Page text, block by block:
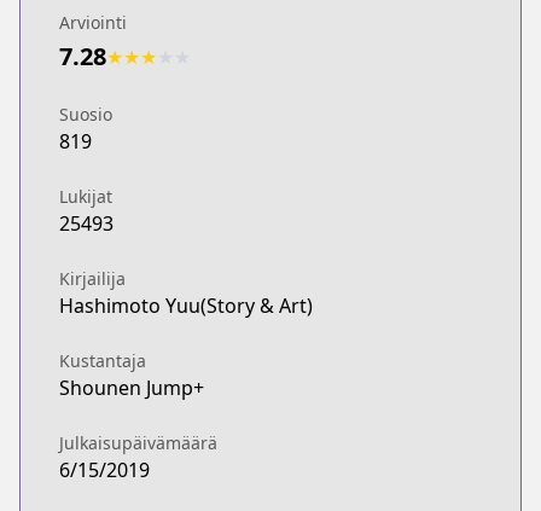
Arviointi
7.28★★★
Suosio
819
Lukijat
25493
Kirjailija
Hashimoto Yuu(Story & Art)
Kustantaja
Shounen Jump+
Julkaisupäivämäärä
6/15/2019